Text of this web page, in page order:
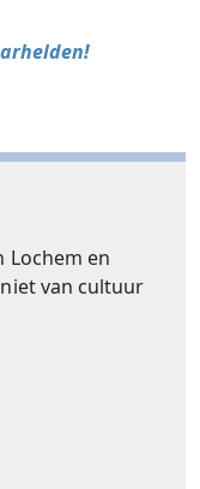
Lochem en
van cultuur